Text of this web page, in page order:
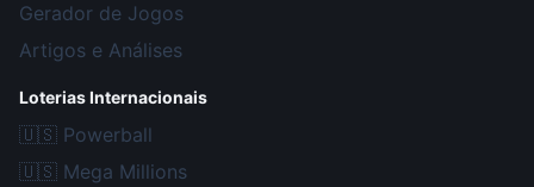
Gerador de Jogos
Artigos e Análises
Loterias Internacionais
🇺🇸 Powerball
🇺🇸 Mega Millions